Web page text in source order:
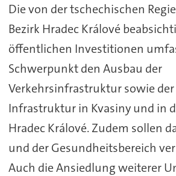
Die von der tschechischen
Bezirk Hradec Králové
öffentlichen Investitionen
Schwerpunkt den Ausbau der
Verkehrsinfrastruktur sowie
Infrastruktur in Kvasiny und in
Hradec Králové. Zudem sollen
und der Gesundheitsbereich
Auch die Ansiedlung weiterer